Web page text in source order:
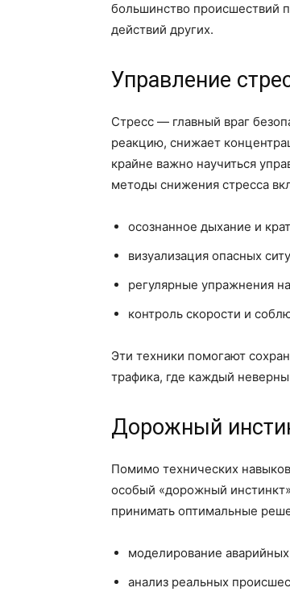
большинство происшествий
действий других.
Управление
Стресс — главный враг
реакцию, снижает
крайне важно научиться
методы снижения стресса
осознанное дыхание и
визуализация опасных
регулярные упражнения
контроль скорости и
Эти техники помогают
трафика, где каждый
Дорожный
Помимо технических
особый «дорожный
принимать оптимальные
моделирование
анализ реальных